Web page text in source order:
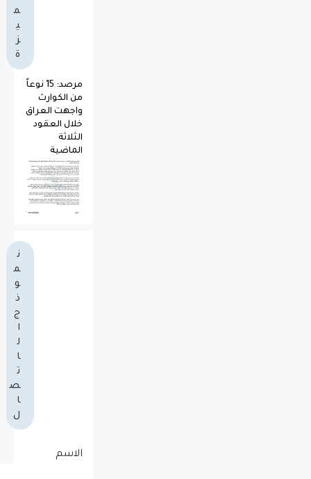
م
ي
ز
ة
مرصد: 15 نوعاً
من الكوارث
واجهت العراق
خلال العقود
الثلاثة
الماضية
ن
م
و
ذ
ج
ا
ل
ا
ت
ص
ا
ل
الاسم